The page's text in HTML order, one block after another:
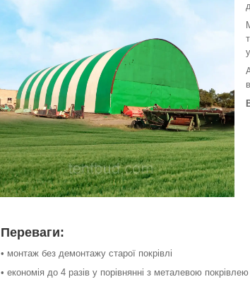
у
Переваги:
• монтаж без демонтажу старої покрівлі
• економія до 4 разів у порівнянні з металевою покрівлею